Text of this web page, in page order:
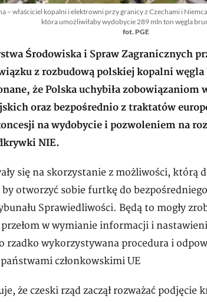
– właściciel kopalni i elektrowni przy granicy z Czechami i
która umożliwiłaby wydobycie 289 mln ton węgla
fot. PGE
Środowiska i Spraw Zagranicznych
z rozbudową polskiej kopalni węgla
że Polska uchybiła zobowiązaniom
oraz bezpośrednio z traktatów
na wydobycie i pozwoleniem na
NIE.
się na skorzystanie z możliwości, którą
otworzyć sobie furtkę do
Sprawiedliwości. Będą to mogły
w wymianie informacji i
rzadko wykorzystywana procedura i
członkowskimi UE
że czeski rząd zaczął rozważać podjęcie